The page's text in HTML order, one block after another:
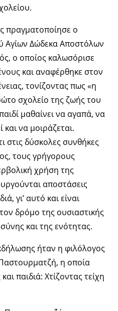
πραγματοποίησε ο
Αγίων Δώδεκα Αποστόλων
ο οποίος καλωσόρισε
και αναφέρθηκε στον
τονίζοντας πως «η
σχολείο της ζωής του
μαθαίνει να αγαπά, να
να μοιράζεται.
στις δύσκολες συνθήκες
τους γρήγορους
χρήση της
αποστάσεις
γι’ αυτό και είναι
δρόμο της ουσιαστικής
και της ενότητας.
ήταν η φιλόλογος
η οποία
παιδιά: Χτίζοντας τείχη